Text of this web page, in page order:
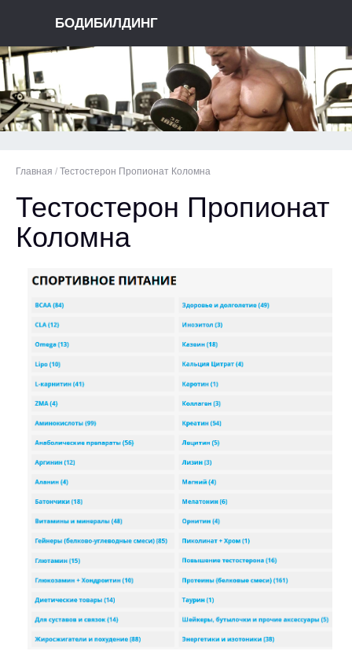
БОДИБИЛДИНГ
Главная / Тестостерон Пропионат Коломна
Тестостерон Пропионат
Коломна